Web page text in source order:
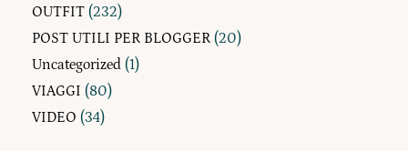
OUTFIT (232)
POST UTILI PER BLOGGER (20)
Uncategorized (1)
VIAGGI (80)
VIDEO (34)